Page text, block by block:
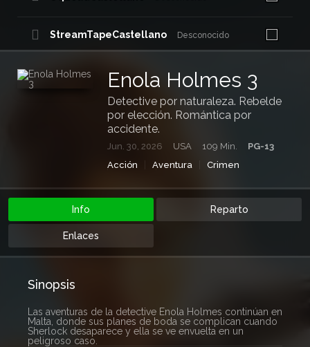
StreamTapeCastellano Desconocido
PowVideoCastellano Desconocido
DoodStreamCastellano
Enola Holmes 3
Detective por naturaleza. Rebelde
por elección. Romántica por
accidente.
Jun. 30, 2026 USA 109 Min.
PG-13
Acción
Aventura
Crimen
Info Reparto
Enlaces
Sinopsis
Las aventuras de la detective Enola Holmes continúan en
Malta, donde sus planes de boda se complican cuando
Sherlock desaparece y ella se ve envuelta en un
peligroso caso.